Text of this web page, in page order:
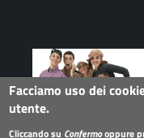
Facciamo uso dei
utente.
Cliccando su Confermooppure